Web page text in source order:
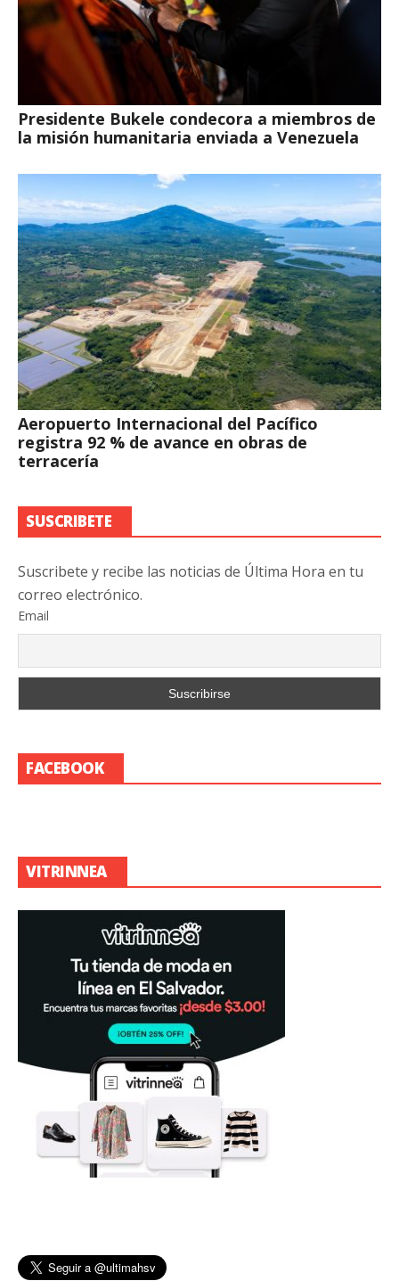
Presidente Bukele condecora a miembros de
la misión humanitaria enviada a Venezuela
Aeropuerto Internacional del Pacífico
registra 92 % de avance en obras de
terracería
SUSCRIBETE
Suscribete y recibe las noticias de Última Hora en tu
correo electrónico.
Email
FACEBOOK
VITRINNEA